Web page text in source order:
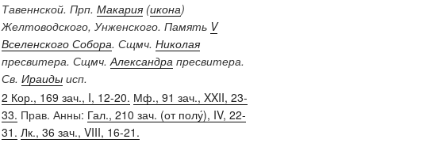
Тавеннской. Прп. Макария(икона)
Желтоводского, Унженского. Память V
Вселенского Собора. Сщмч. Николая
пресвитера. Сщмч.Александрапресвитера.
Св. Ираидыисп.
2 Кор., 169 зач., I, 12-20. Мф., 91 зач., XXII, 23-
33. Прав. Анны: Гал., 210 зач. (от полу́), IV, 22-
31. Лк., 36 зач., VIII, 16-21.